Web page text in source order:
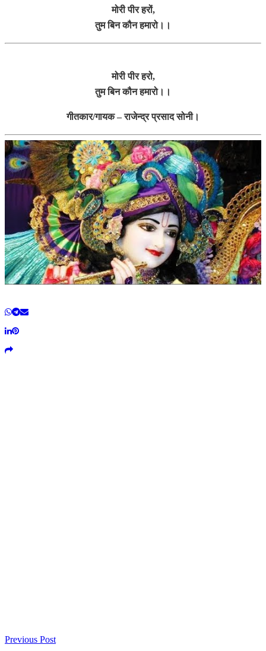
मोरी पीर हरों,
तुम बिन कौन हमारो।।
मोरी पीर हरो,
तुम बिन कौन हमारो।।
गीतकार/गायक – राजेन्द्र प्रसाद सोनी।
Previous Post